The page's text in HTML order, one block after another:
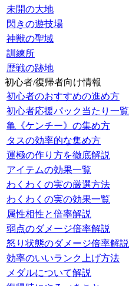
未開の大地
閃きの遊技場
神獣の聖域
訓練所
歴戦の跡地
初心者/復帰者向け情報
初心者のおすすめの進め方
初心者応援パック当たり一覧
亀《ケンチー》の集め方
タスの効率的な集め方
運極の作り方を徹底解説
アイテムの効果一覧
わくわくの実の厳選方法
わくわくの実の効果一覧
属性相性と倍率解説
弱点のダメージ倍率解説
怒り状態のダメージ倍率解説
効率のいいランク上げ方法
メダルについて解説